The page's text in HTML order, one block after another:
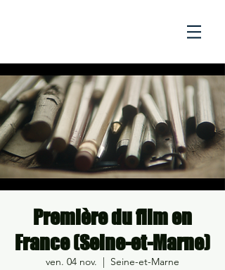
Première du film en
France (Seine-et-Marne)
ven. 04 nov.
  |
Seine-et-Marne